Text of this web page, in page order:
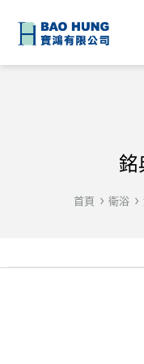
銘
首頁 衛浴